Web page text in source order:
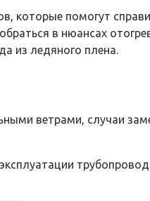
которые помогут
в нюансах
из ледяного плена.
ветрами, случаи